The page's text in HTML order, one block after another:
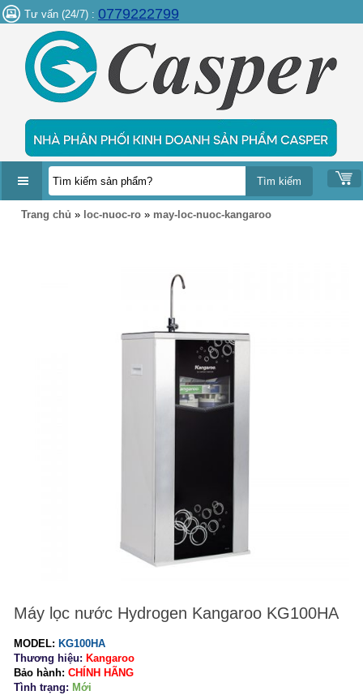
Tư vấn (24/7) : 0779222799
DANH
Trang chủ » loc-nuoc-ro » may-loc-nuoc-kangaroo
Máy lọc nước Hydrogen Kangaroo KG100HA
MODEL: KG100HA
Thương hiệu: Kangaroo
Bảo hành: CHÍNH HÃNG
Tình trạng: Mới